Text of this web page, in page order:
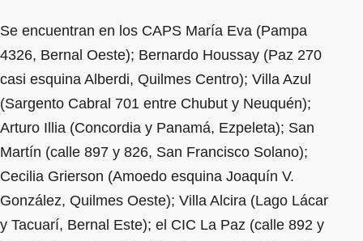
Se encuentran en los CAPS María Eva (Pampa
4326, Bernal Oeste); Bernardo Houssay (Paz 270
casi esquina Alberdi, Quilmes Centro); Villa Azul
(Sargento Cabral 701 entre Chubut y Neuquén);
Arturo Illia (Concordia y Panamá, Ezpeleta); San
Martín (calle 897 y 826, San Francisco Solano);
Cecilia Grierson (Amoedo esquina Joaquín V.
González, Quilmes Oeste); Villa Alcira (Lago Lácar
y Tacuarí, Bernal Este); el CIC La Paz (calle 892 y